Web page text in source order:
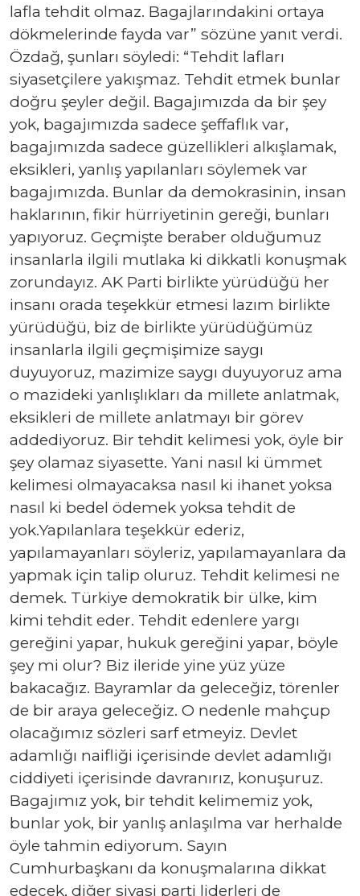
lafla tehdit olmaz. Bagajlarındakini ortaya
dökmelerinde fayda var” sözüne yanıt verdi.
Özdağ, şunları söyledi: “Tehdit lafları
siyasetçilere yakışmaz. Tehdit etmek bunlar
doğru şeyler değil. Bagajımızda da bir şey
yok, bagajımızda sadece şeffaflık var,
bagajımızda sadece güzellikleri alkışlamak,
eksikleri, yanlış yapılanları söylemek var
bagajımızda. Bunlar da demokrasinin, insan
haklarının, fikir hürriyetinin gereği, bunları
yapıyoruz. Geçmişte beraber olduğumuz
insanlarla ilgili mutlaka ki dikkatli konuşmak
zorundayız. AK Parti birlikte yürüdüğü her
insanı orada teşekkür etmesi lazım birlikte
yürüdüğü, biz de birlikte yürüdüğümüz
insanlarla ilgili geçmişimize saygı
duyuyoruz, mazimize saygı duyuyoruz ama
o mazideki yanlışlıkları da millete anlatmak,
eksikleri de millete anlatmayı bir görev
addediyoruz. Bir tehdit kelimesi yok, öyle bir
şey olamaz siyasette. Yani nasıl ki ümmet
kelimesi olmayacaksa nasıl ki ihanet yoksa
nasıl ki bedel ödemek yoksa tehdit de
yok.Yapılanlara teşekkür ederiz,
yapılamayanları söyleriz, yapılamayanlara da
yapmak için talip oluruz. Tehdit kelimesi ne
demek. Türkiye demokratik bir ülke, kim
kimi tehdit eder. Tehdit edenlere yargı
gereğini yapar, hukuk gereğini yapar, böyle
şey mi olur? Biz ileride yine yüz yüze
bakacağız. Bayramlar da geleceğiz, törenler
de bir araya geleceğiz. O nedenle mahçup
olacağımız sözleri sarf etmeyiz. Devlet
adamlığı naifliği içerisinde devlet adamlığı
ciddiyeti içerisinde davranırız, konuşuruz.
Bagajımız yok, bir tehdit kelimemiz yok,
bunlar yok, bir yanlış anlaşılma var herhalde
öyle tahmin ediyorum. Sayın
Cumhurbaşkanı da konuşmalarına dikkat
edecek, diğer siyasi parti liderleri de